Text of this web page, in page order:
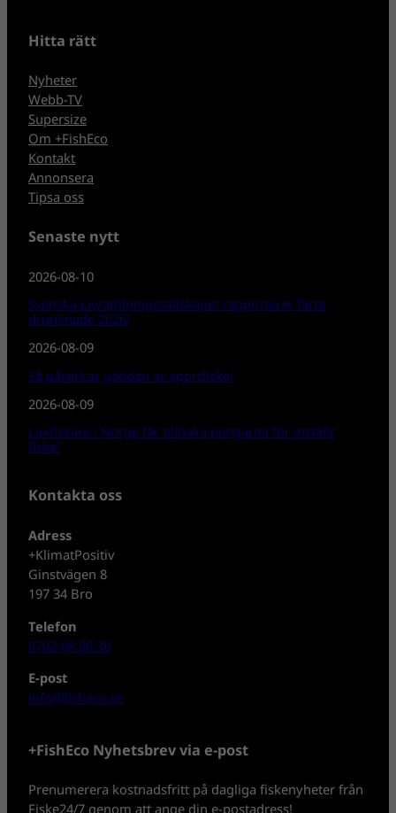
Hitta rätt
Nyheter
Webb-TV
Supersize
Om +FishEco
Kontakt
Annonsera
Tipsa oss
Senaste nytt
2026-08-10
Svenska Livräddningssällskapet rapporterar färre
drunknade 2026!
2026-08-09
Så påverkas gäddan av sportfiske!
2026-08-09
Laxfiskare i Norge får tillbaka pengarna för inställt
fiske!
Kontakta oss
Adress
+KlimatPositiv
Ginstvägen 8
197 34 Bro
Telefon
0702-08 80 30
E-post
info@fisheco.se
+FishEco Nyhetsbrev via e-post
Prenumerera kostnadsfritt på dagliga fiskenyheter från
Fiske24/7 genom att ange din e-postadress!